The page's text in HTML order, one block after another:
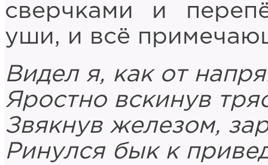
сверчками и
уши, и всё
Видел я, как от
Яростно вскинув
Звякнув железом,
Ринулся бык к